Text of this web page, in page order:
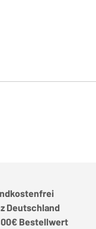
Deutschland
Bestellwert